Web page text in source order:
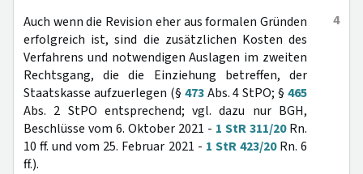
4
Auch wenn die Revision eher aus formalen Gründen
erfolgreich ist, sind die zusätzlichen Kosten des
Verfahrens und notwendigen Auslagen im zweiten
Rechtsgang, die die Einziehung betreffen, der
Staatskasse aufzuerlegen (§ 473Abs. 4 StPO; § 465
Abs. 2 StPO entsprechend; vgl. dazu nur BGH,
Beschlüsse vom 6. Oktober 2021 - 1 StR 311/20Rn.
10 ff. und vom 25. Februar 2021 - 1 StR 423/20Rn. 6
ff.).